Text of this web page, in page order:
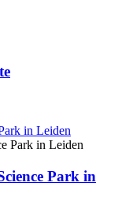
in Leiden
Park in